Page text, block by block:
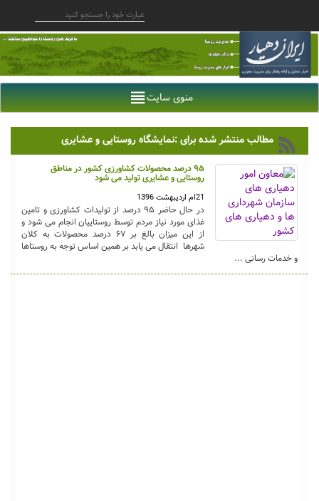
منوی سایت
مطالب منتشر شده برای :نمایشگاه روستایی و عشایری
۹۵ درصد محصولات کشاورزی کشور در مناطق
روستایی و عشایری تولید می شود
21ام اردیبهشت 1396
در حال حاضر ۹۵ درصد از تولیدات کشاورزی و تامین
غذای مورد نیاز مردم توسط روستاییان انجام می شود و
از این میزان بالغ بر ۶۷ درصد محصولات به کلان
شهرها انتقال می یابد بر همین اساس توجه به روستاها
و خدمات رسانی ...